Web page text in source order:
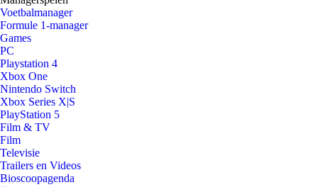
Voetbalmanager
Formule 1-manager
Games
PC
Playstation 4
Xbox One
Nintendo Switch
Xbox Series X|S
PlayStation 5
Film & TV
Film
Televisie
Trailers en Videos
Bioscoopagenda